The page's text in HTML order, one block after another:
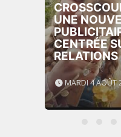
UNE
CENTRÉE
MARDI 4 AOÛT